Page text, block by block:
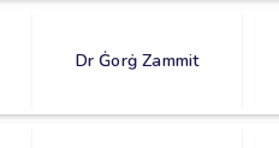
Dr Ġorġ Zammit